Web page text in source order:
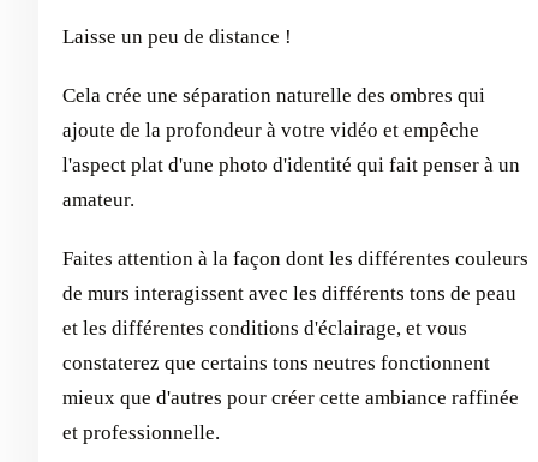
Laisse un peu de distance !
Cela crée une séparation naturelle des ombres qui
ajoute de la profondeur à votre vidéo et empêche
l'aspect plat d'une photo d'identité qui fait penser à un
amateur.
Faites attention à la façon dont les différentes couleurs
de murs interagissent avec les différents tons de peau
et les différentes conditions d'éclairage, et vous
constaterez que certains tons neutres fonctionnent
mieux que d'autres pour créer cette ambiance raffinée
et professionnelle.